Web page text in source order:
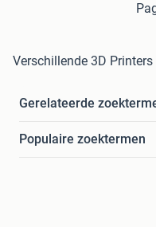
Verschillende 3D
Gerelateerde
Populaire zoektermen